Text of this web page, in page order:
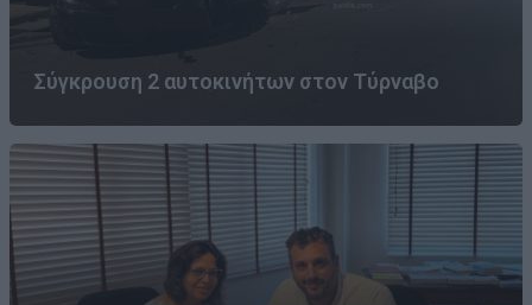
Σύγκρουση 2 αυτοκινήτων στον Τύρναβο